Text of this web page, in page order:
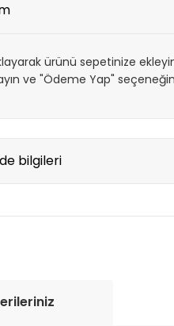
ürünü sepetinize
ve "Ödeme Yap"
bilgileri